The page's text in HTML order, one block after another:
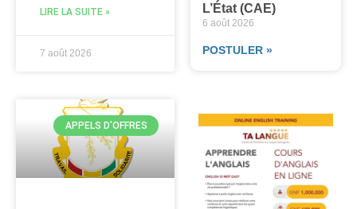
LIRE LA SUITE »
7 août 2026
APPELS D'OFFRES
L’État (CAE)
6 août 2026
POSTULER »